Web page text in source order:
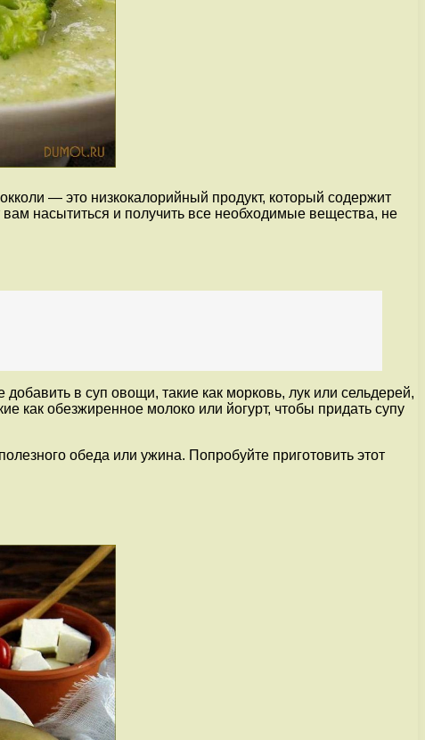
— это низкокалорийный продукт, который содержит
насытиться и получить все необходимые вещества, не
в суп овощи, такие как морковь, лук или сельдерей,
как обезжиренное молоко или йогурт, чтобы придать супу
обеда или ужина. Попробуйте приготовить этот